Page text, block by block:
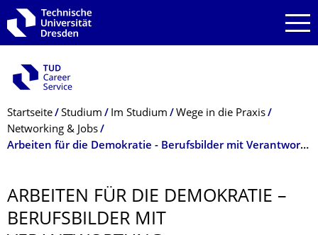
Zur Hauptnavigation springen
Zur Suche springen
Zum Inhalt springen
Breadcrumb-Menü
Startseite Studium Im Studium
Wege in die Praxis
Networking & Jobs
Arbeiten für die Demokratie - Berufsbilder mit Verantwortung
ARBEITEN FÜR DIE DEMOKRATIE –
BERUFSBILDER MIT